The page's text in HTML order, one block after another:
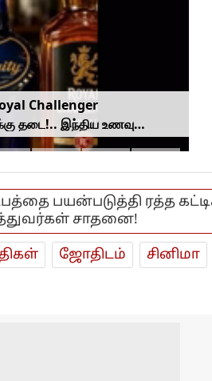
Challenger
தடை!.. இந்திய உணவு
அதிரடி.
பயன்படுத்தி ரத்த
சாதனை!
ஜோ‌திட‌ம்
சினிமா